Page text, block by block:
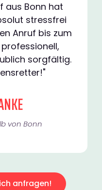
aus Bonn hat
stressfrei
Anruf bis zum
sorgfältig.
von Bonn​
anfragen!